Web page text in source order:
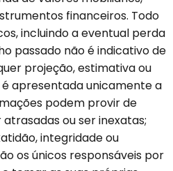
financeiros. Todo
incluindo a eventual perda
passado não é indicativo de
projeção, estimativa ou
apresentada unicamente a
podem provir de
ou ser inexatas;
integridade ou
os únicos responsáveis por